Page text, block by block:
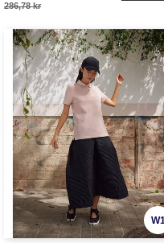
286,78 kr